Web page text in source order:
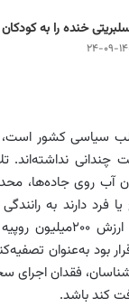
خنده را به
۰۹-۱۴۰۴
سیاسی کشور
نداشته‌اند.
آب روی جاده‌ها،
فرد دارند به
که قرار بود به‌عنوان
فقدان اجرای
کند باشد.